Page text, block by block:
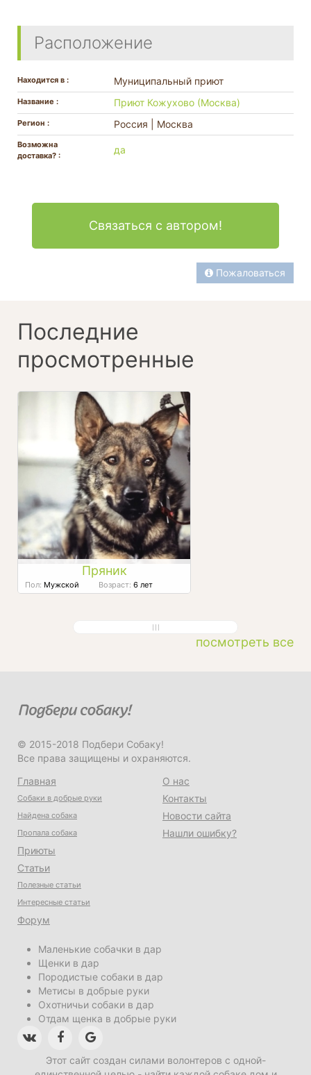
Расположение
Находится в : Муниципальный приют
Название : Приют Кожухово (Москва)
Регион : Россия | Москва
Возможна
доставка? :
да
Связаться с автором!
Пожаловаться
Последние
просмотренные
Пряник
Пол: Мужской Возраст: 6 лет
посмотреть все
© 2015-2018 Подбери Собаку!
Все права защищены и охраняются.
Главная
Собаки в добрые руки
Найдена собака
Пропала собака
Приюты
Статьи
Полезные статьи
Интересные статьи
Форум
О нас
Контакты
Новости сайта
Нашли ошибку?
Маленькие собачки в дар
Щенки в дар
Породистые собаки в дар
Метисы в добрые руки
Охотничьи собаки в дар
Отдам щенка в добрые руки
Этот сайт создан силами волонтеров с одной-